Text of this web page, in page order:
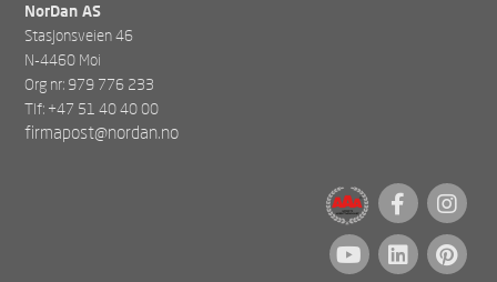
NorDan AS
Stasjonsveien 46
N-4460 Moi
Org nr: 979 776 233
Tlf: +47 51 40 40 00
firmapost@nordan.no